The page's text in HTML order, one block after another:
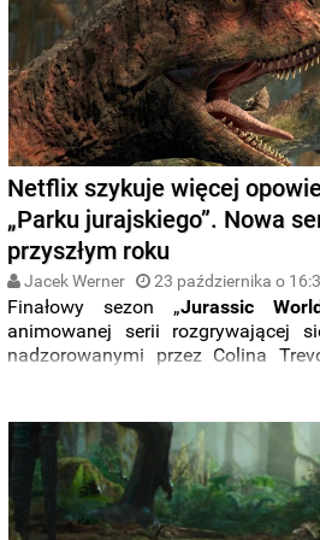
Netflix szykuje więcej
„Parku jurajskiego”. Nowa
przyszłym roku
Jacek Werner 23 października o
Finałowy sezon „Jurassic
animowanej serii rozgrywającej
nadzorowanymi przez Colina
tamtej produkcji wróci w nowym
„Chaos Theory”. Co o nim wiemy?